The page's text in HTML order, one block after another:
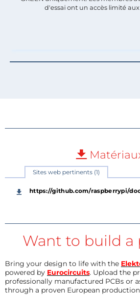
d'essai ont un accès limité aux
Sites web pertinents (1)
https://github.com/raspberrypi/
Want to build a
Bring your design to life with the
powered by Eurocircuits. Upload the
professionally manufactured PCBs or
through a proven European